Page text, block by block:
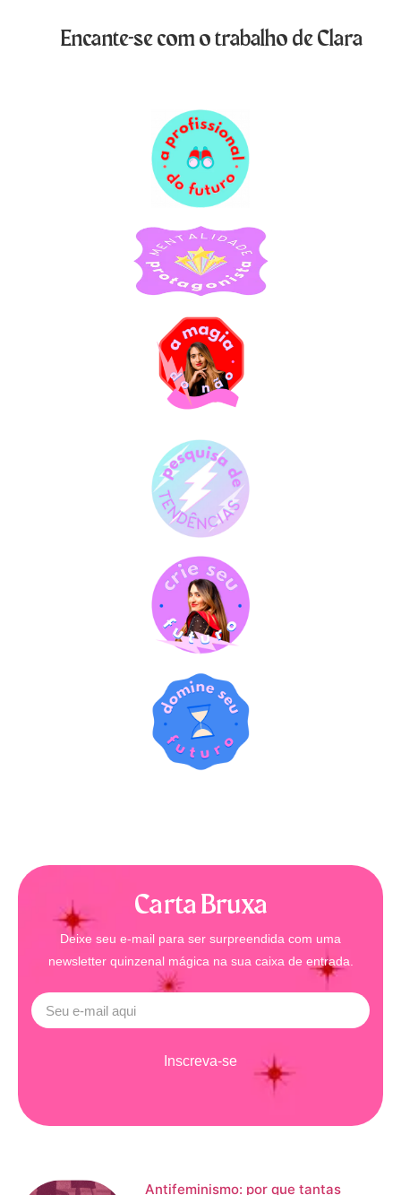
Encante-se com o trabalho de Clara
Carta Bruxa
Deixe seu e-mail para ser surpreendida com uma
newsletter quinzenal mágica na sua caixa de entrada.
Inscreva-se
Antifeminismo: por que tantas